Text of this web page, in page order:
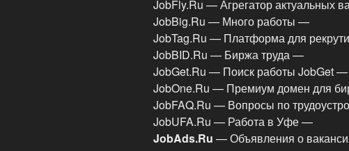
JobFly.Ru — Агрегатор актуальных
JobBig.Ru — Много работы —
JobTag.Ru — Платформа для
JobBID.Ru — Биржа труда —
JobGet.Ru — Поиск работы JobGet —
JobOne.Ru — Премиум домен для
JobFAQ.Ru — Вопросы по
JobUFA.Ru — Работа в Уфе —
JobAds.Ru — Объявления о